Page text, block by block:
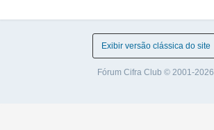
Exibir versão clássica do site
Fórum Cifra Club © 2001-2026